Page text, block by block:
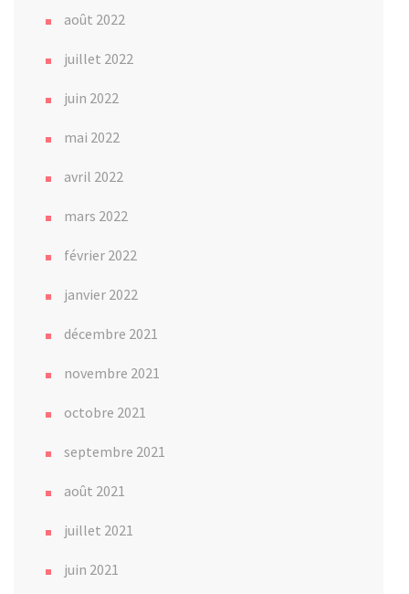
août 2022
juillet 2022
juin 2022
mai 2022
avril 2022
mars 2022
février 2022
janvier 2022
décembre 2021
novembre 2021
octobre 2021
septembre 2021
août 2021
juillet 2021
juin 2021